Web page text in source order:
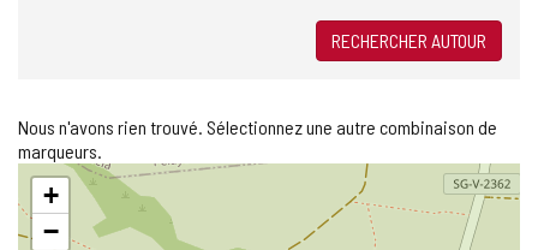
RECHERCHER AUTOUR
Nous n'avons rien trouvé. Sélectionnez une autre combinaison de
marqueurs.
Sauter
carte
+
−